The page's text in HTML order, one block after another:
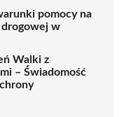
pomocy na
w
Walki z
– Świadomość